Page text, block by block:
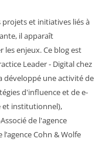
et initiatives liés à
il apparaît
enjeux. Ce blog est
Leader - Digital chez
développé une activité de
d'influence et de e-
et institutionnel),
de l'agence
Cohn & Wolfe